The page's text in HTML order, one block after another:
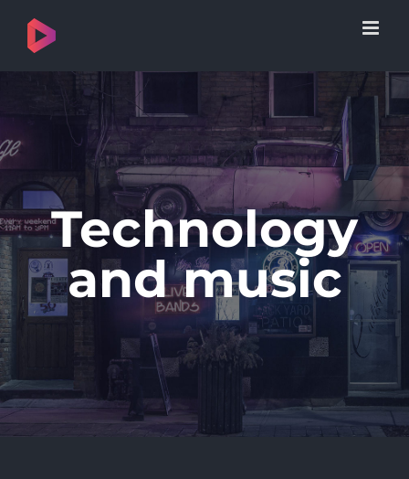
content
Technology
and music